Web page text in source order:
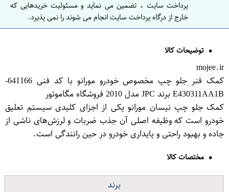
پرداخت سایت ، تضمین می نماید و مسئولیت خریدهایی که
خارج از درگاه پرداخت سایت انجام می شوند را نمی پذیرد.
توضیحات کالا
mojee.ir
کمک فنر جلو چپ مخصوص خودرو مورانو با کد فنی 641166-
E430311AA1B برند JPC مدل 2010 فروشگاه مگاموتور
کمک جلو چپ نیسان مورانو یکی از اجزای کلیدی سیستم تعلیق
خودرو است که وظیفه اصلی آن جذب ضربات و لرزش‌های ناشی از
جاده و بهبود راحتی و پایداری خودرو در حین رانندگی است.
مختصات کالا
برند